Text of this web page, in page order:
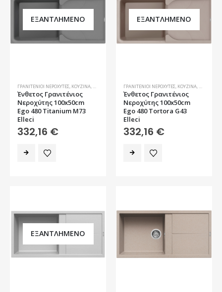
ΕΞΑΝΤΛΗΜΈΝΟ
ΓΡΑΝΙΤΈΝΙΟΙ ΝΕΡΟΧΎΤΕΣ ΚΟΥΖΊΝΑ
Ένθετος Γρανιτένιος
Νεροχύτης 100x50cm
Ego 480 Titanium M73
Elleci
332,16 €
ΕΞΑΝΤΛΗΜΈΝΟ
ΓΡΑΝΙΤΈΝΙΟΙ ΝΕΡΟΧΎΤΕΣ ΚΟΥΖΊΝΑ
Ένθετος Γρανιτένιος
Νεροχύτης 100x50cm
Ego 480 Tortora G43
Elleci
332,16 €
ΕΞΑΝΤΛΗΜΈΝΟ